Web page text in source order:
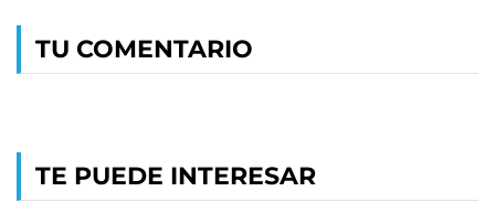
TU COMENTARIO
TE PUEDE INTERESAR